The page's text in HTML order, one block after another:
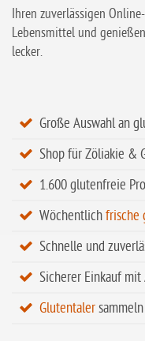
Ihren zuverlässigen
Lebensmittel und
lecker.
Große Auswahl an
Shop für Zöliakie &
1.600 glutenfreie
Wöchentlichfrische
Schnelle und
Sicherer Einkauf
Glutentaler